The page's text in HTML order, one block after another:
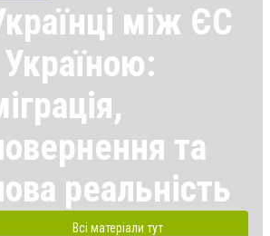
між ЄС
Україною:
та
реальність
Всі матеріали тут